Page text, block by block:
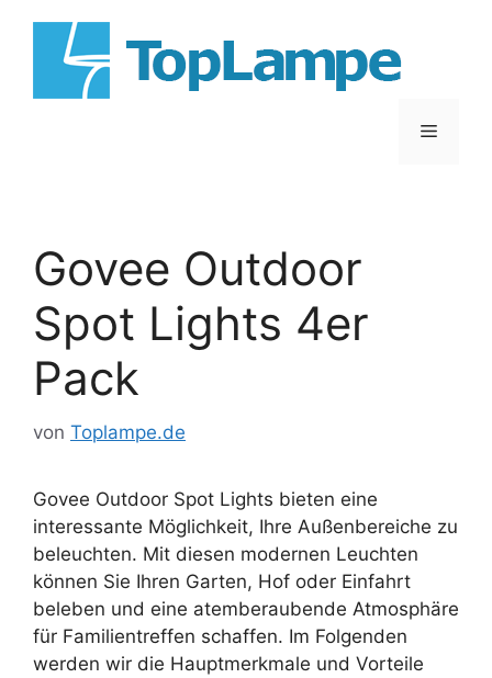
springen
Menü
Govee Outdoor
Spot Lights 4er
Pack
von Toplampe.de
Govee Outdoor Spot Lights bieten eine
interessante Möglichkeit, Ihre Außenbereiche zu
beleuchten. Mit diesen modernen Leuchten
können Sie Ihren Garten, Hof oder Einfahrt
beleben und eine atemberaubende Atmosphäre
für Familientreffen schaffen. Im Folgenden
werden wir die Hauptmerkmale und Vorteile